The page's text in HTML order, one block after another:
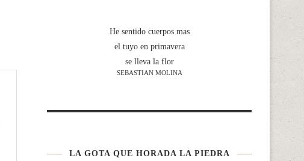
He sentido cuerpos mas
el tuyo en primavera
se lleva la flor
SEBASTIAN MOLINA
LA GOTA QUE HORADA LA PIEDRA